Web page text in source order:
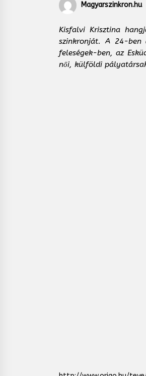
Magyarszinkron.hu
Kisfalvi Krisztina
szinkronját. A 24-ben
feleségek-ben, az
női, külföldi